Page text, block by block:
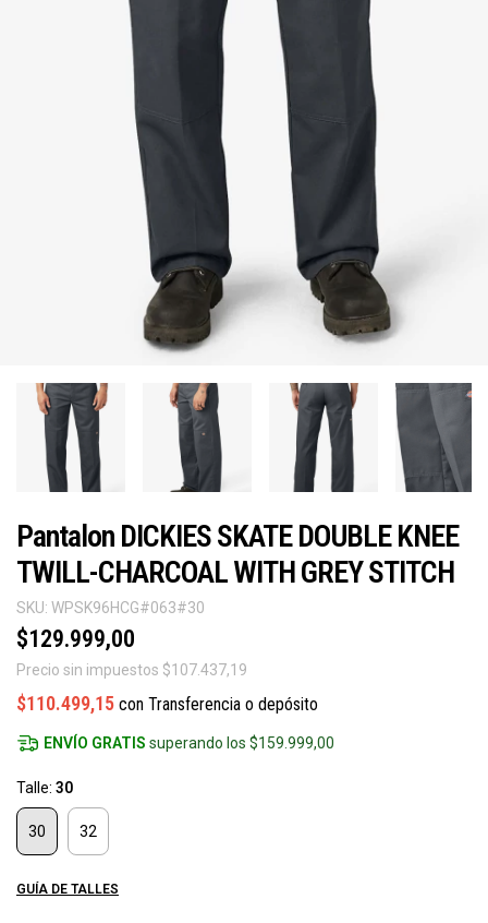
Pantalon DICKIES SKATE DOUBLE KNEE
TWILL-CHARCOAL WITH GREY STITCH
SKU: WPSK96HCG#063#30
$129.999,00
Precio sin impuestos $107.437,19
$110.499,15 con Transferencia o depósito
ENVÍO GRATIS superando los$159.999,00
Talle: 30
30 32
GUÍA DE TALLES